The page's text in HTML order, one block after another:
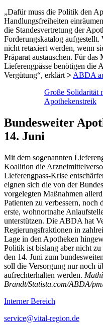
„Dafür muss die Politik den
Handlungsfreiheiten
die Standesvertretung der
Forderungskatalog
nicht retaxiert werden, wenn
Präparat austauschen. Für
Lieferengpässe benötigen die
Vergütung“, erklärt > ABDA
Große Solidarität
Apothekenstreik
Bundesweiter
14. Juni
Mit dem sogenannten
Koalition die
Lieferengpass-Krise
eignen sich die von der
vorgelegten Maßnahmen
Patienten zu verbessern, noch
erste, wohnortnahe
unterstützen. Die ABDA hat
Regierungsfraktionen in
Lage in den Apotheken
Politik ist bislang aber nicht
den 14. Juni zum
soll die Versorgung nur noch
aufrechterhalten werden.
Brandt/Statista.com/ABDA/
Interner Bereich
service@vital-region.de